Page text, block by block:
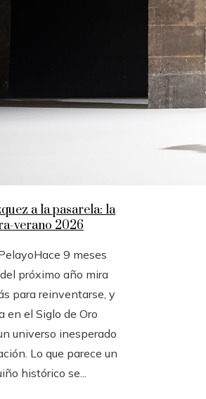
a la pasarela: la
verano 2026
Hace 9 meses
próximo año mira
para reinventarse, y
en el Siglo de Oro
universo inesperado
Lo que parece un
histórico se...